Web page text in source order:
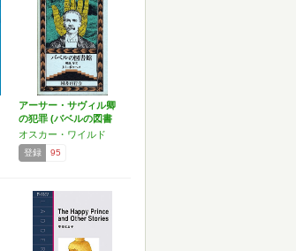
アーサー・サヴィル卿
の犯罪 (バベルの図書
館…
オスカー・ワイルド
登録 95